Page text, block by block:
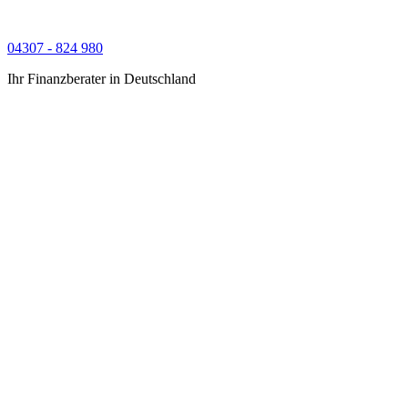
04307 - 824 980
Ihr Finanzberater in Deutschland